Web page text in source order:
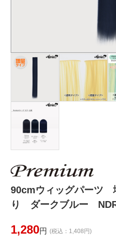
90cmウィッグパーツ
り ダークブルー
1,280円 (税込：1,408円)